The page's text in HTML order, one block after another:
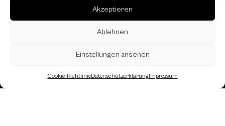
Akzeptieren
Ablehnen
Einstellungen ansehen
Cookie-RichtlinieDatenschutzerklärungImpressum